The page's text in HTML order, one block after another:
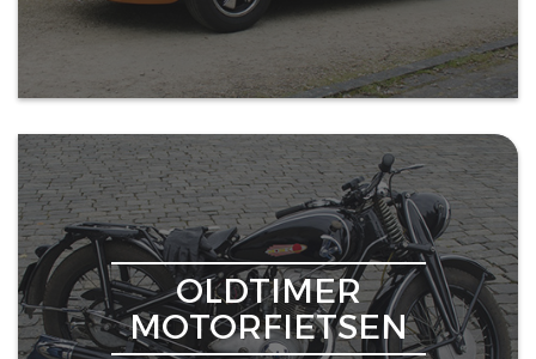
OLDTIMER
MOTORFIETSEN